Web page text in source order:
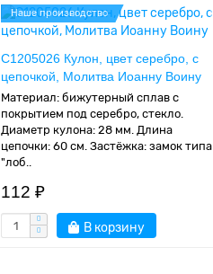
Наше производство
C1205026 Кулон, цвет серебро, с
цепочкой, Молитва Иоанну Воину
Материал: бижутерный сплав с
покрытием под серебро, стекло.
Диаметр кулона: 28 мм. Длина
цепочки: 60 см. Застёжка: замок типа
"лоб..
112 ₽
В корзину